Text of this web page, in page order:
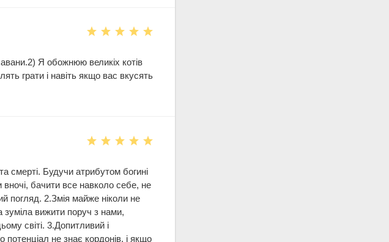
Я обожнюю великіх котів
грати і навіть якщо вас вкусять
смерті. Будучи атрибутом богині
бачити все навколо себе, не
погляд. 2.Змія майже ніколи не
вижити поруч з нами,
світі. 3.Допитливий і
не знає кордонів, і якщо